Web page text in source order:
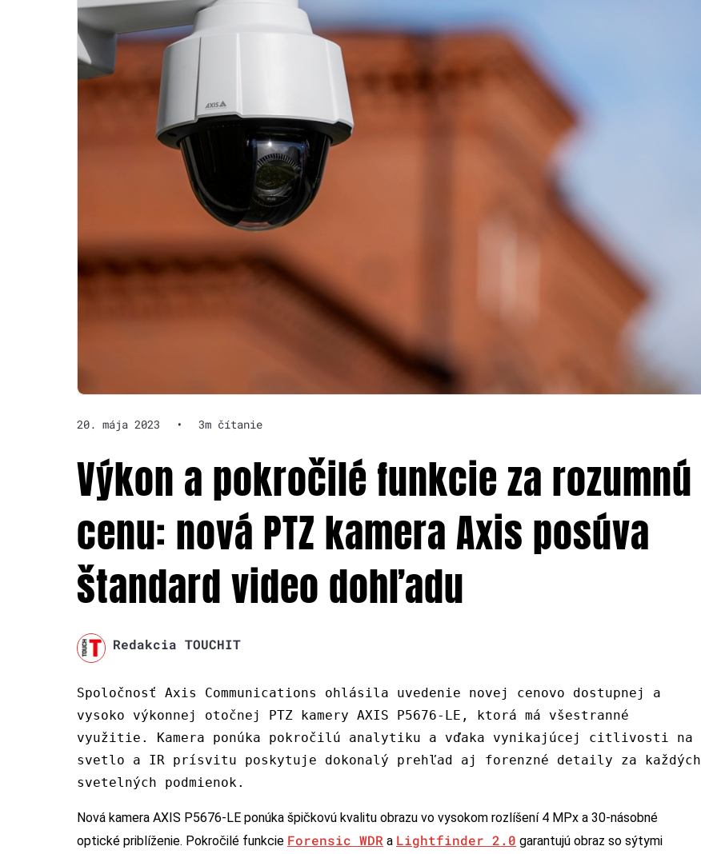
20. mája 2023 • 3m čítanie
Výkon a pokročilé funkcie za rozumnú
cenu: nová PTZ kamera Axis posúva
štandard video dohľadu
Redakcia TOUCHIT
Spoločnosť Axis Communications ohlásila uvedenie novej cenovo dostupnej a
vysoko výkonnej otočnej PTZ kamery AXIS P5676-LE, ktorá má všestranné
využitie. Kamera ponúka pokročilú analytiku a vďaka vynikajúcej citlivosti na
svetlo a IR prísvitu poskytuje dokonalý prehľad aj forenzné detaily za každých
svetelných podmienok.
Nová kamera AXIS P5676-LE ponúka špičkovú kvalitu obrazu vo vysokom rozlíšení 4 MPx a 30-násobné
optické priblíženie. Pokročilé funkcie Forensic WDR a Lightfinder 2.0 garantujú obraz so sýtymi